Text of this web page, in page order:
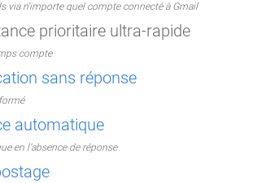
via n'importe quel compte connecté à Gmail
prioritaire ultra-rapide
compte
sans réponse
automatique
en l'absence de réponse